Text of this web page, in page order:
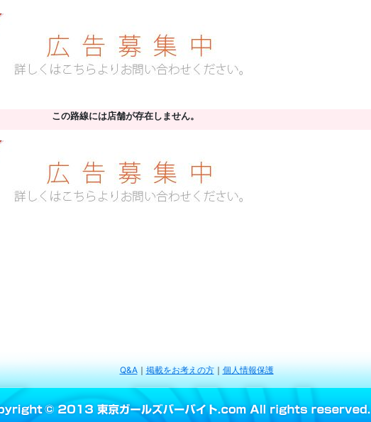
この路線には店舗が存在しません。
Q&A｜ 掲載をお考えの方｜ 個人情報保護